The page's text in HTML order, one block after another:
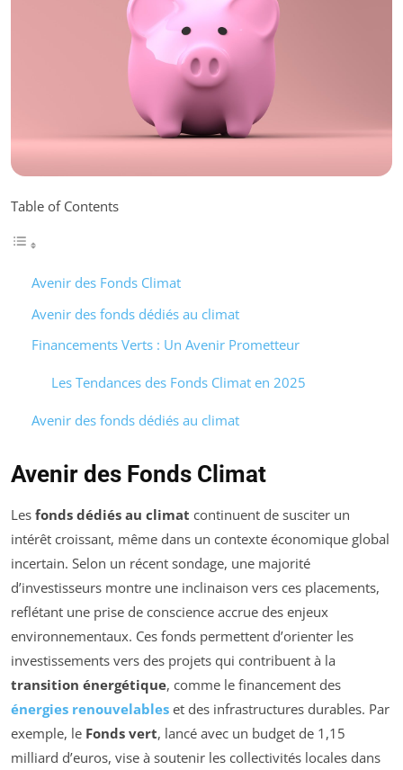
Table of Contents
Avenir des Fonds Climat
Avenir des fonds dédiés au climat
Financements Verts : Un Avenir Prometteur
Les Tendances des Fonds Climat en 2025
Avenir des fonds dédiés au climat
Avenir des Fonds Climat
Les fonds dédiés au climat continuent de susciter un
intérêt croissant, même dans un contexte économique global
incertain. Selon un récent sondage, une majorité
d’investisseurs montre une inclinaison vers ces placements,
reflétant une prise de conscience accrue des enjeux
environnementaux. Ces fonds permettent d’orienter les
investissements vers des projets qui contribuent à la
transition énergétique, comme le financement des
énergies renouvelables et des infrastructures durables. Par
exemple, le Fonds vert, lancé avec un budget de 1,15
milliard d’euros, vise à soutenir les collectivités locales dans